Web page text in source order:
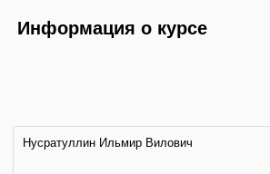
Информация о курсе
Нусратуллин Ильмир Вилович